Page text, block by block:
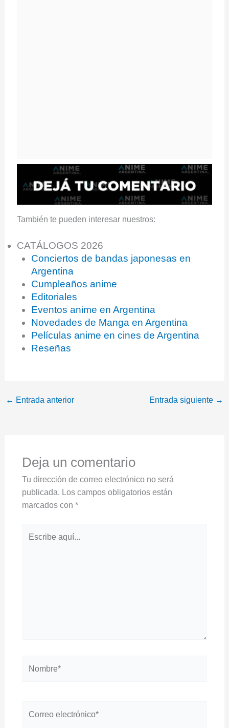
También te pueden interesar nuestros:
CATÁLOGOS 2026
Conciertos de bandas japonesas en
Argentina
Cumpleaños anime
Editoriales
Eventos anime en Argentina
Novedades de Manga en Argentina
Películas anime en cines de Argentina
Reseñas
← Entrada anterior Entrada siguiente →
Deja un comentario
Tu dirección de correo electrónico no será
publicada. Los campos obligatorios están
marcados con *
aquí...
electrónico*